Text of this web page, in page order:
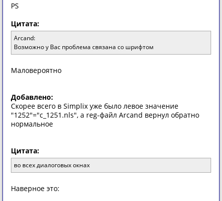
PS
Цитата:
Arcand:
Возможно у Вас проблема связана со шрифтом
Маловероятно
Добавлено:
Скорее всего в Simplix уже было левое значение
"1252"="c_1251.nls", а reg-файл Arcand вернул обратно
нормальное
Цитата:
во всех диалоговых окнах
Наверное это: